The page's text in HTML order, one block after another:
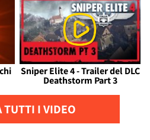
Sniper Elite 4 - Trailer del DLC
Deathstorm Part 3
TUTTI I VIDEO